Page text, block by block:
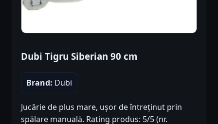
Dubi Tigru Siberian 90 cm
Brand: Dubi
Jucărie de plus mare, ușor de întreținut prin
spălare manuală. Rating produs: 5/5 (nr.